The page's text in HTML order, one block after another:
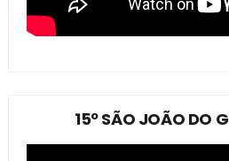
15º SÃO JOÃO DO